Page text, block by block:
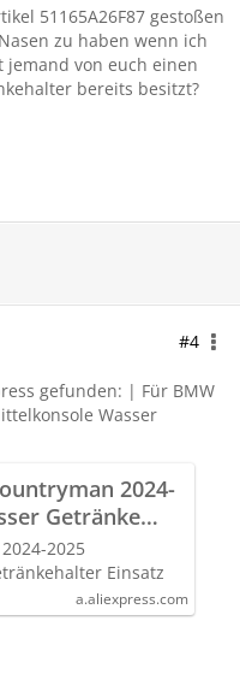
51165A26F87 gestoßen
zu haben wenn ich
jemand von euch einen
bereits besitzt?
#4
gefunden: | Für BMW
Wasser
2024-
Getränke
2025
Einsatz
a.aliexpress.com